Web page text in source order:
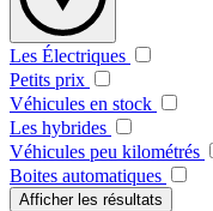
Les Électriques
Petits prix
Véhicules en stock
Les hybrides
Véhicules peu kilométrés
Boites automatiques
Afficher les résultats